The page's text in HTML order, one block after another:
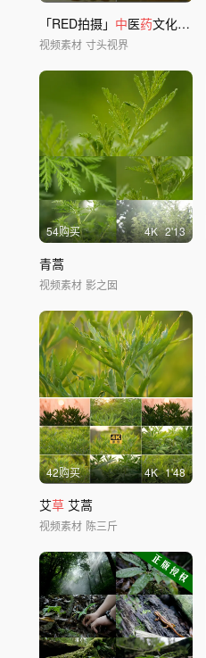
「RED拍摄」 中医药文化中药
视频素材 寸头视界
54购买 4K 2'13
青蒿
视频素材 影之囡
42购买 4K 1'48
艾草 艾蒿
视频素材 陈三斤